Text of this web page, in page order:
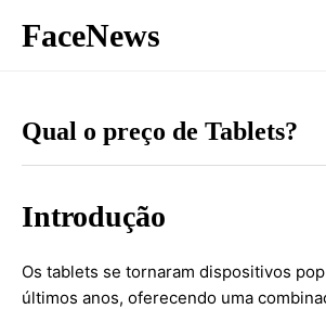
FaceNews
Qual o preço de Tablets?
Introdução
Os tablets se tornaram dispositivos
últimos anos, oferecendo uma